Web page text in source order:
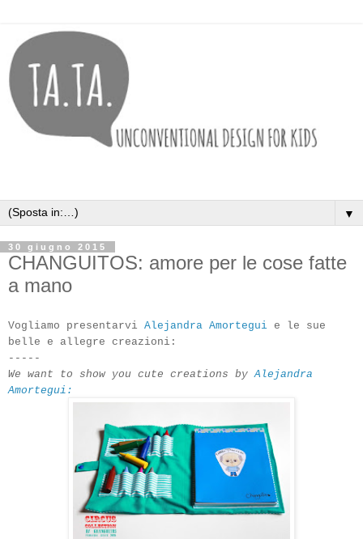
▼
30 giugno 2015
CHANGUITOS: amore per le cose fatte
a mano
Vogliamo presentarvi Alejandra Amortegui e le sue
belle e allegre creazioni:
-----
We want to show you cute creations byAlejandra
Amortegui :